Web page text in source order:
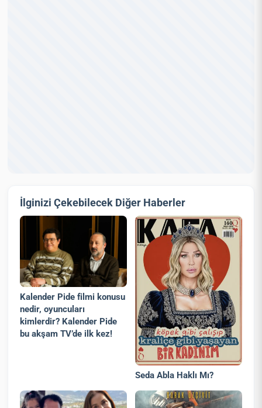
İlginizi Çekebilecek Diğer Haberler
Kalender Pide filmi konusu
nedir, oyuncuları
kimlerdir? Kalender Pide
bu akşam TV’de ilk kez!
Seda Abla Haklı Mı?